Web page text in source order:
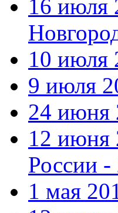
16 июля
10 июля
9 июля
24 июня
12 июня
России -
1 мая